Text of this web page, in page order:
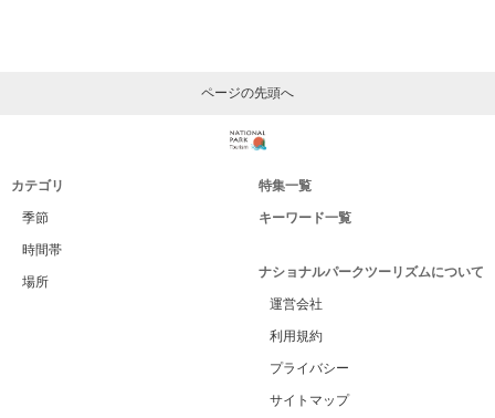
ページの先頭へ
カテゴリ
季節
時間帯
場所
特集一覧
キーワード一覧
ナショナルパークツーリズムについて
運営会社
利用規約
プライバシー
サイトマップ